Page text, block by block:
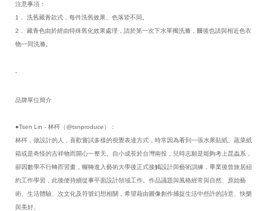
注意事項：
1． 洗舊藏青款式，每件洗舊效果、色落皆不同。
2． 藏青色由於經由特殊舊化效果處理，請於第一次下水單獨洗滌，爾後也請與相近色衣
物一同洗滌。
-
品牌單位簡介
●Tsen Lin - 林梣（@tsnproduce）：
林梣，做設計的人，喜歡嘗試多樣的視覺表達方式，時常因為看到一張水果貼紙、蔬菜紙
箱或是奇怪的吉祥物而開心一整天。自小成長於台灣南投，兒時志願是能夠考上昆蟲系，
卻因數學不行轉而習畫，輾轉進入藝術大學後正式接觸設計與藝術訓練，畢業後曾旅居紐
約工作學習，此後便持續從事平面設計領域工作。作品議題與風格經常與自然、原始藝
術、生活體驗、次文化及符號幻想相關，希望藉由圖像創作捕捉生活中些許的詩意、快樂
與美好。